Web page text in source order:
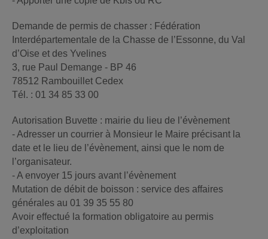
Demande de permis de chasser : Fédération
Interdépartementale de la Chasse de l’Essonne, du Val
d’Oise et des Yvelines
3, rue Paul Demange - BP 46
78512 Rambouillet Cedex
Tél. : 01 34 85 33 00
Autorisation Buvette : mairie du lieu de l’évènement
- Adresser un courrier à Monsieur le Maire précisant la
date et le lieu de l’évènement, ainsi que le nom de
l’organisateur.
- A envoyer 15 jours avant l’évènement
Mutation de débit de boisson : service des affaires
générales au 01 39 35 55 80
Avoir effectué la formation obligatoire au permis
d’exploitation